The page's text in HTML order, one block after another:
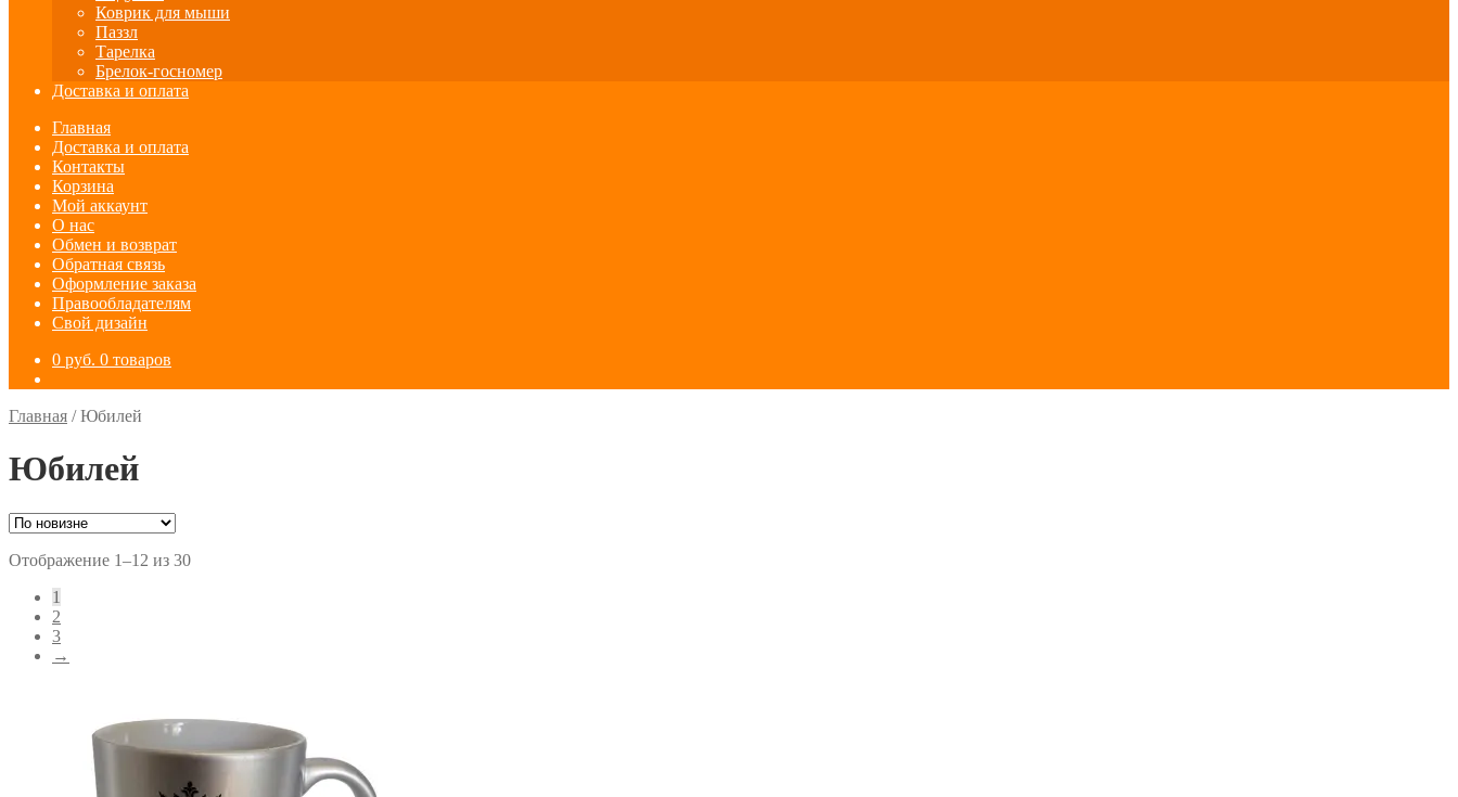
Коврик для мыши
Паззл
Тарелка
Брелок-госномер
Доставка и оплата
Главная
Доставка и оплата
Контакты
Корзина
Мой аккаунт
О нас
Обмен и возврат
Обратная связь
Оформление заказа
Правообладателям
Свой дизайн
0 руб. 0 товаров
Главная /Юбилей
Юбилей
Отображение 1–12 из 30Сортировка:
1
2
3
→